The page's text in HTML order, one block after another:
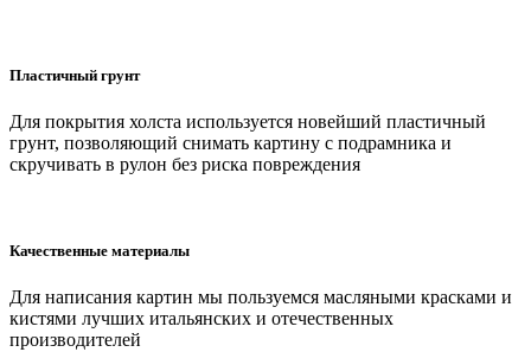
Пластичный грунт
Для покрытия холста используется новейший пластичный
грунт, позволяющий снимать картину с подрамника и
скручивать в рулон без риска повреждения
Качественные материалы
Для написания картин мы пользуемся масляными красками и
кистями лучших итальянских и отечественных
производителей